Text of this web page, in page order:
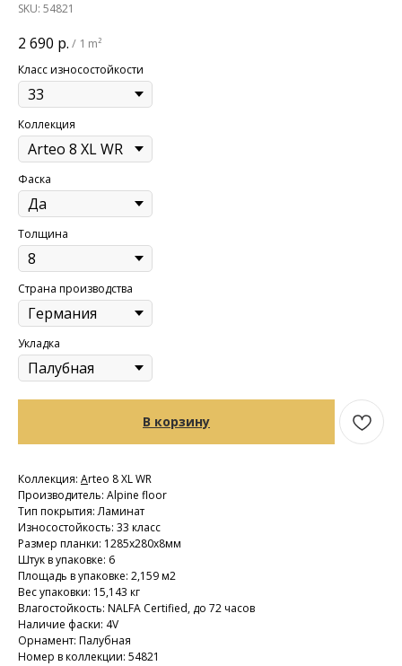
SKU: 54821
2 690 р. / 1 m²
Класс износостойкости
Коллекция
Фаска
Толщина
Страна производства
Укладка
В корзину
Коллекция: Arteo 8 XL WR
Производитель: Alpine floor
Тип покрытия: Ламинат
Износостойкость: 33 класс
Размер планки: 1285х280х8мм
Штук в упаковке: 6
Площадь в упаковке: 2,159 м2
Вес упаковки: 15,143 кг
Влагостойкость: NALFA Certified, до 72 часов
Наличие фаски: 4V
Орнамент: Палубная
Номер в коллекции: 54821